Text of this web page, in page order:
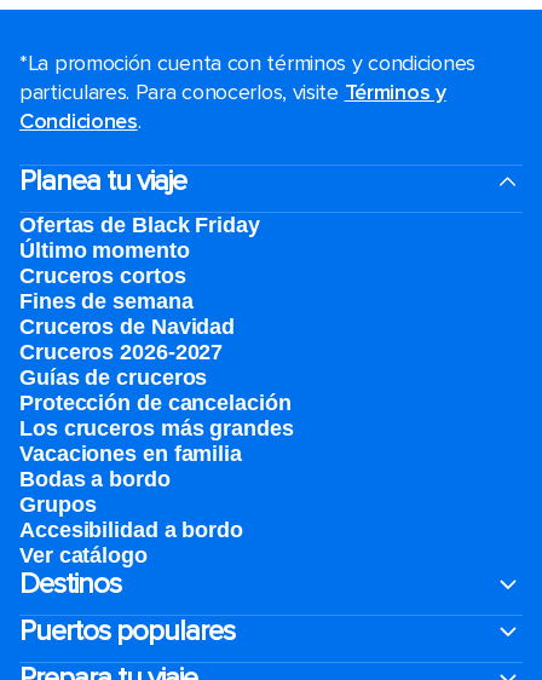
*La promoción cuenta con términos y condiciones
particulares. Para conocerlos, visite Términos y
Condiciones.
Planea tu viaje
Ofertas de Black Friday
Último momento
Cruceros cortos
Fines de semana
Cruceros de Navidad
Cruceros 2026-2027
Guías de cruceros
Protección de cancelación
Los cruceros más grandes
Vacaciones en familia
Bodas a bordo
Grupos
Accesibilidad a bordo
Ver catálogo
Destinos
Puertos populares